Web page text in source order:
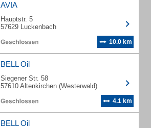
AVIA
Hauptstr. 5
57629 Luckenbach
10.0 km
BELL Oil
Siegener Str. 58
57610 Altenkirchen (Westerwald)
4.1 km
BELL Oil